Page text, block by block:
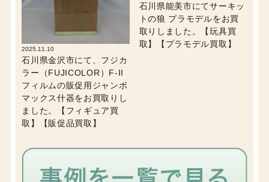
2025.11.10
石川県金沢市にて、フジカ
ラー（FUJICOLOR）F-II
フィルムの販促用ジャンボ
マックス什器をお買取りし
ました。【フィギュア買
取】【販促品買取】
石川県能美市にてサーキッ
トの狼 プラモデルをお買
取りしました。【玩具買
取】【プラモデル買取】